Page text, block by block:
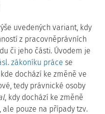
uvedených variant, kdy
z pracovněprávních
či jeho části. Úvodem je
zákoníku práce se
dochází ke změně ve
tedy právnické osoby
, kdy dochází ke změně
pouze na případy tzv.